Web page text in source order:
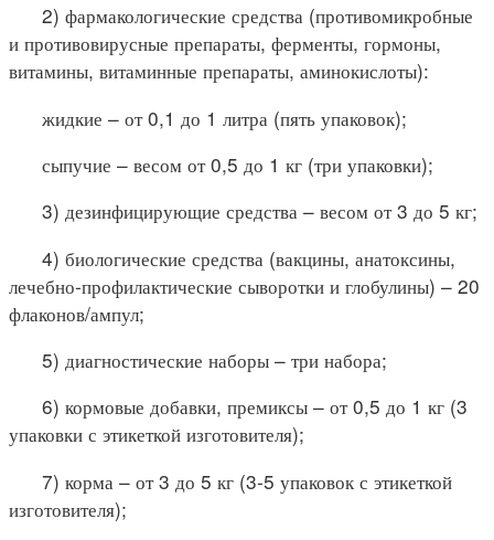
2) фармакологические средства (противомикробные
и противовирусные препараты, ферменты, гормоны,
витамины, витаминные препараты, аминокислоты):
жидкие – от 0,1 до 1 литра (пять упаковок);
сыпучие – весом от 0,5 до 1 кг (три упаковки);
3) дезинфицирующие средства – весом от 3 до 5 кг;
4) биологические средства (вакцины, анатоксины,
лечебно-профилактические сыворотки и глобулины) – 20
флаконов/ампул;
5) диагностические наборы – три набора;
6) кормовые добавки, премиксы – от 0,5 до 1 кг (3
упаковки с этикеткой изготовителя);
7) корма – от 3 до 5 кг (3-5 упаковок с этикеткой
изготовителя);